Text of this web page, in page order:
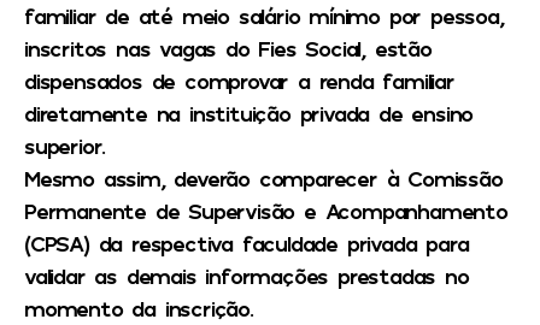
familiar de até meio salário mínimo por pessoa,
inscritos nas vagas do Fies Social, estão
dispensados de comprovar a renda familiar
diretamente na instituição privada de ensino
superior.
Mesmo assim, deverão comparecer à Comissão
Permanente de Supervisão e Acompanhamento
(CPSA) da respectiva faculdade privada para
validar as demais informações prestadas no
momento da inscrição.